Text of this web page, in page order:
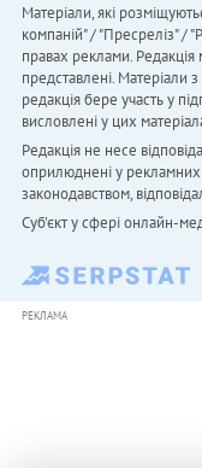
Матеріали, які
компаній" / "Пресреліз" /
правах реклами.
представлені.
редакція бере участь у
висловлені у цих
Редакція не несе
оприлюднені у рекламних
законодавством,
Cуб'єкт у сфері онлайн-
РЕКЛАМА